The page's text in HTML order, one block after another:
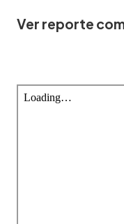
Ver reporte